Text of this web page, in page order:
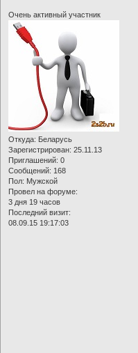
Очень активный участник
Откуда: Беларусь
Зарегистрирован: 25.11.13
Приглашений: 0
Сообщений: 168
Пол: Мужской
Провел на форуме:
3 дня 19 часов
Последний визит:
08.09.15 19:17:03